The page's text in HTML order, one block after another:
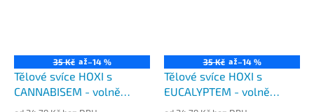
35 Kč až–14 %
Tělové svíce HOXI s
CANNABISEM - volně
balené
35 Kč až–14 %
Tělové svíce HOXI s
EUCALYPTEM - volně
balené